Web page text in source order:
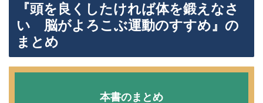
『頭を良くしたければ体を鍛えなさ
い 脳がよろこぶ運動のすすめ』の
まとめ
本書のまとめ